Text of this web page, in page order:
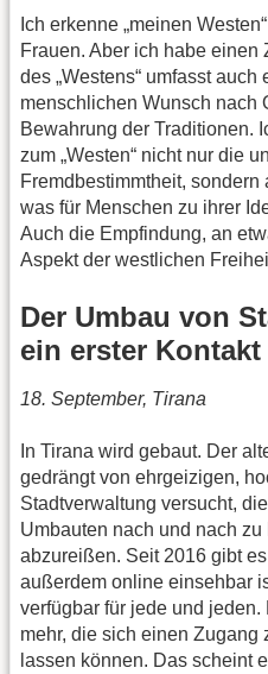
Ich erkenne „meinen
Frauen. Aber ich habe einen
des „Westens“ umfasst
menschlichen Wunsch nach
Bewahrung der Traditionen.
zum „Westen“ nicht nur die
Fremdbestimmtheit, sondern
was für Menschen zu ihrer
Auch die Empfindung, an
Aspekt der westlichen
Der Umbau von
ein erster Kontakt
18. September, Tirana
In Tirana wird gebaut. Der
gedrängt von ehrgeizigen,
Stadtverwaltung versucht,
Umbauten nach und nach
abzureißen. Seit 2016 gibt
außerdem online einsehbar
verfügbar für jede und
mehr, die sich einen Zugang
lassen können. Das scheint